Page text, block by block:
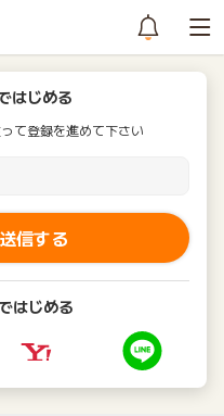
はじめる
て登録を進めて下さい
信する
はじめる